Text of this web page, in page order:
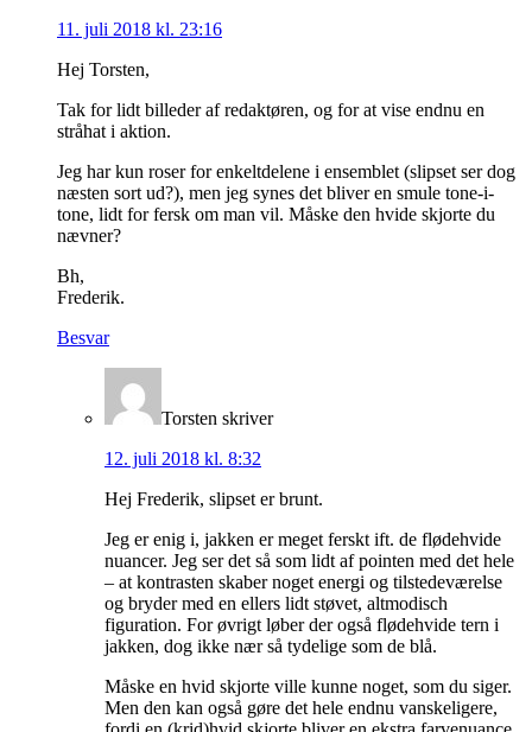
11. juli 2018 kl. 23:16
Hej Torsten,
Tak for lidt billeder af redaktøren, og for at vise endnu en
stråhat i aktion.
Jeg har kun roser for enkeltdelene i ensemblet (slipset ser dog
næsten sort ud?), men jeg synes det bliver en smule tone-i-
tone, lidt for fersk om man vil. Måske den hvide skjorte du
nævner?
Bh,
Frederik.
Besvar
Torsten skriver
12. juli 2018 kl. 8:32
Hej Frederik, slipset er brunt.
Jeg er enig i, jakken er meget ferskt ift. de flødehvide
nuancer. Jeg ser det så som lidt af pointen med det hele
– at kontrasten skaber noget energi og tilstedeværelse
og bryder med en ellers lidt støvet, altmodisch
figuration. For øvrigt løber der også flødehvide tern i
jakken, dog ikke nær så tydelige som de blå.
Måske en hvid skjorte ville kunne noget, som du siger.
Men den kan også gøre det hele endnu vanskeligere,